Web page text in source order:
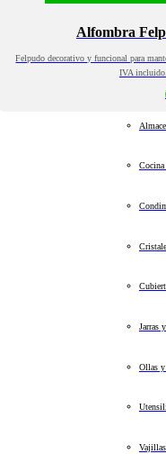
Alfombra
Felpudo decorativo y funcional para
IVA
Jarras
Ollas y